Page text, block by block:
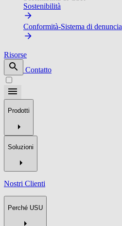
Sostenibilità
Conformità-Sistema di denuncia
Risorse
Contatto
Prodotti
Soluzioni
Nostri Clienti
Perché USU